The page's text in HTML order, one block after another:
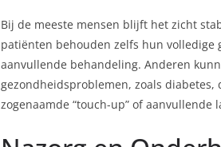
Bij de meeste mensen blijft het zicht
patiënten behouden zelfs hun volledige
aanvullende behandeling. Anderen
gezondheidsproblemen, zoals
zogenaamde “touch-up” of